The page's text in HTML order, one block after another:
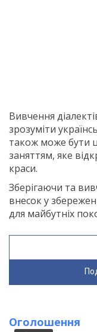
Вивчення
зрозуміти
також може бути
заняттям, яке
краси.
Зберігаючи та
внесок у
для майбутніх
Оголошення